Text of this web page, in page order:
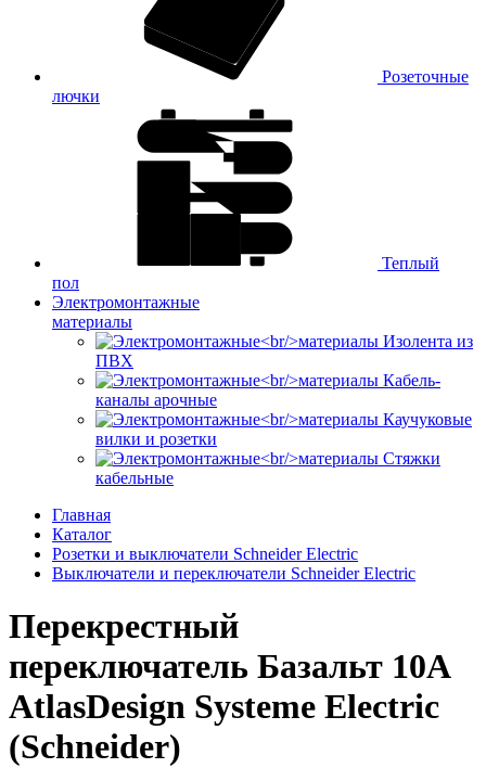
Розеточные
лючки
Теплый
пол
Электромонтажные
материалы
Изолента из
ПВХ
Кабель-
каналы арочные
Каучуковые
вилки и розетки
Стяжки
кабельные
Главная
Каталог
Розетки и выключатели Schneider Electric
Выключатели и переключатели Schneider Electric
Перекрестный
переключатель Базальт 10А
AtlasDesign Systeme Electric
(Schneider)